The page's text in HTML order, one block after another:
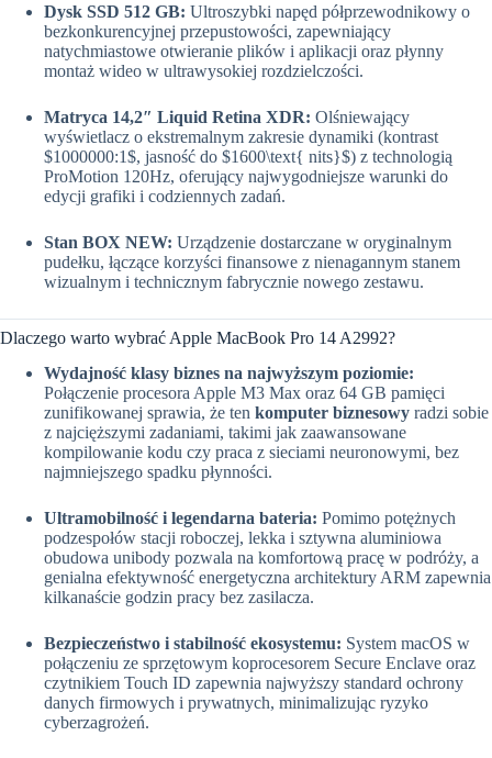
Dysk SSD 512 GB: Ultroszybki napęd półprzewodnikowy o
bezkonkurencyjnej przepustowości, zapewniający
natychmiastowe otwieranie plików i aplikacji oraz płynny
montaż wideo w ultrawysokiej rozdzielczości.
Matryca 14,2″ Liquid Retina XDR: Olśniewający
wyświetlacz o ekstremalnym zakresie dynamiki (kontrast
$1000000:1$, jasność do $1600\text{ nits}$) z technologią
ProMotion 120Hz, oferujący najwygodniejsze warunki do
edycji grafiki i codziennych zadań.
Stan BOX NEW: Urządzenie dostarczane w oryginalnym
pudełku, łączące korzyści finansowe z nienagannym stanem
wizualnym i technicznym fabrycznie nowego zestawu.
Dlaczego warto wybrać Apple MacBook Pro 14 A2992?
Wydajność klasy biznes na najwyższym poziomie:
Połączenie procesora Apple M3 Max oraz 64 GB pamięci
zunifikowanej sprawia, że ten komputer biznesowy radzi sobie
z najcięższymi zadaniami, takimi jak zaawansowane
kompilowanie kodu czy praca z sieciami neuronowymi, bez
najmniejszego spadku płynności.
Ultramobilność i legendarna bateria: Pomimo potężnych
podzespołów stacji roboczej, lekka i sztywna aluminiowa
obudowa unibody pozwala na komfortową pracę w podróży, a
genialna efektywność energetyczna architektury ARM zapewnia
kilkanaście godzin pracy bez zasilacza.
Bezpieczeństwo i stabilność ekosystemu: System macOS w
połączeniu ze sprzętowym koprocesorem Secure Enclave oraz
czytnikiem Touch ID zapewnia najwyższy standard ochrony
danych firmowych i prywatnych, minimalizując ryzyko
cyberzagrożeń.